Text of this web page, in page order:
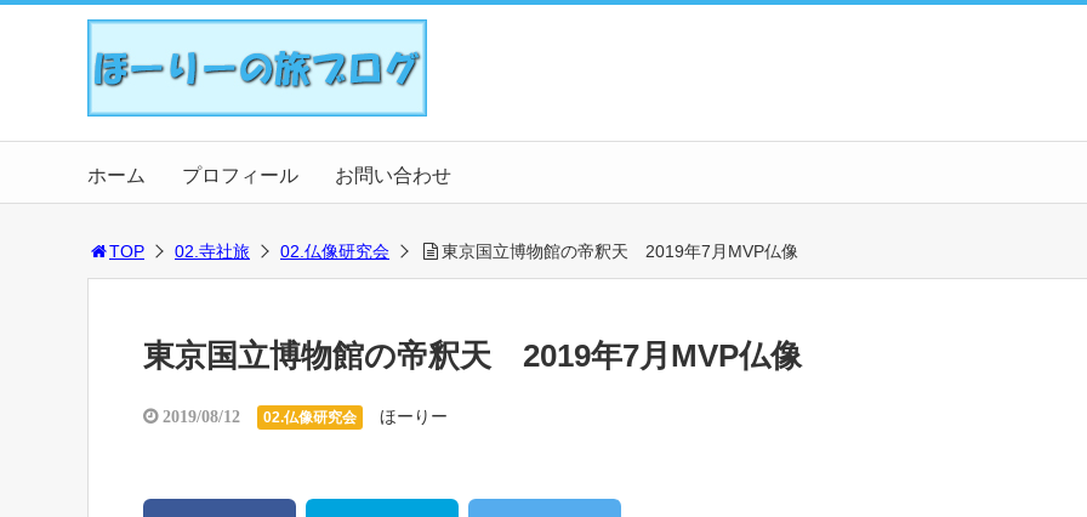
ホーム プロフィール お問い合わせ
TOP 02.寺社旅 02.仏像研究会 東京国立博物館の帝釈天 2019年7月MVP仏像
東京国立博物館の帝釈天 2019年7月MVP仏像
2019/08/12 02.仏像研究会 ほーりー